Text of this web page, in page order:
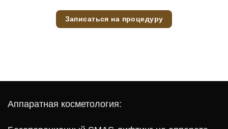
Записаться на процедуру
Аппаратная косметология: